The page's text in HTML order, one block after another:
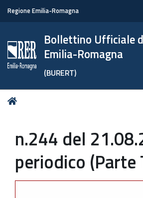
Regione Emilia-Romagna
Bollettino Ufficiale
Emilia-Romagna
(BURERT)
Tu
n.244 del
periodico (Parte